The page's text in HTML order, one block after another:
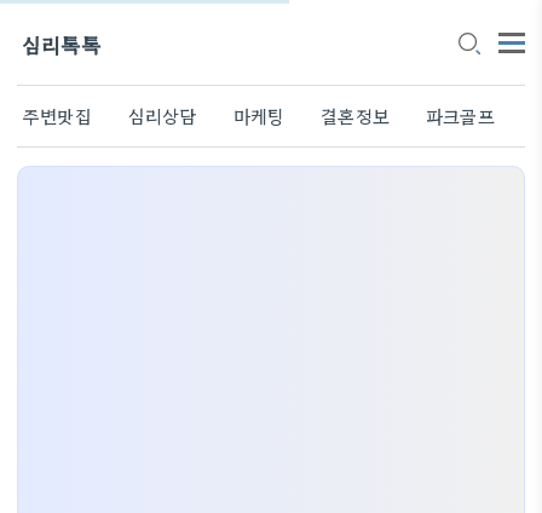
심리톡톡
주변맛집 심리상담 마케팅 결혼정보 파크골프